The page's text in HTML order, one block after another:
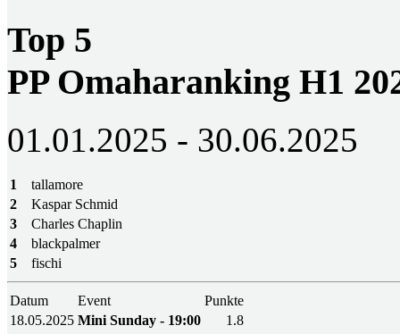
Top 5
PP Omaharanking H1
01.01.2025 - 30.06.2025
1
tallamore
2
Kaspar Schmid
3
Charles Chaplin
4
blackpalmer
5
fischi
Datum Event
Punkte
18.05.2025 Mini Sunday - 19:00
1.8